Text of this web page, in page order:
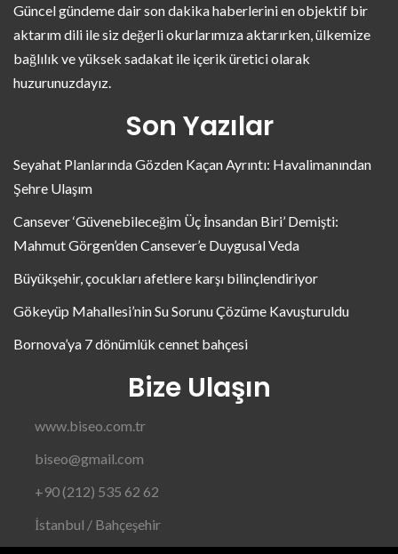
Güncel gündeme dair son dakika haberlerini en objektif bir
aktarım dili ile siz değerli okurlarımıza aktarırken, ülkemize
bağlılık ve yüksek sadakat ile içerik üretici olarak
huzurunuzdayız.
Son Yazılar
Seyahat Planlarında Gözden Kaçan Ayrıntı: Havalimanından
Şehre Ulaşım
Cansever ‘Güvenebileceğim Üç İnsandan Biri’ Demişti:
Mahmut Görgen’den Cansever’e Duygusal Veda
Büyükşehir, çocukları afetlere karşı bilinçlendiriyor
Gökeyüp Mahallesi’nin Su Sorunu Çözüme Kavuşturuldu
Bornova’ya 7 dönümlük cennet bahçesi
Bize Ulaşın
www.biseo.com.tr
biseo@gmail.com
+90 (212) 535 62 62
İstanbul / Bahçeşehir